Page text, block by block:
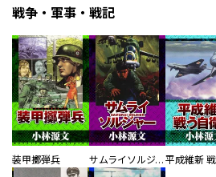
戦争・軍事・戦記
装甲擲弾兵 サムライソルジャー SAMURAI SOLDIER